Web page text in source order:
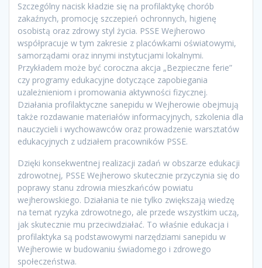
Szczególny nacisk kładzie się na profilaktykę chorób
zakaźnych, promocję szczepień ochronnych, higienę
osobistą oraz zdrowy styl życia. PSSE Wejherowo
współpracuje w tym zakresie z placówkami oświatowymi,
samorządami oraz innymi instytucjami lokalnymi.
Przykładem może być coroczna akcja „Bezpieczne ferie”
czy programy edukacyjne dotyczące zapobiegania
uzależnieniom i promowania aktywności fizycznej.
Działania profilaktyczne sanepidu w Wejherowie obejmują
także rozdawanie materiałów informacyjnych, szkolenia dla
nauczycieli i wychowawców oraz prowadzenie warsztatów
edukacyjnych z udziałem pracowników PSSE.
Dzięki konsekwentnej realizacji zadań w obszarze edukacji
zdrowotnej, PSSE Wejherowo skutecznie przyczynia się do
poprawy stanu zdrowia mieszkańców powiatu
wejherowskiego. Działania te nie tylko zwiększają wiedzę
na temat ryzyka zdrowotnego, ale przede wszystkim uczą,
jak skutecznie mu przeciwdziałać. To właśnie edukacja i
profilaktyka są podstawowymi narzędziami sanepidu w
Wejherowie w budowaniu świadomego i zdrowego
społeczeństwa.